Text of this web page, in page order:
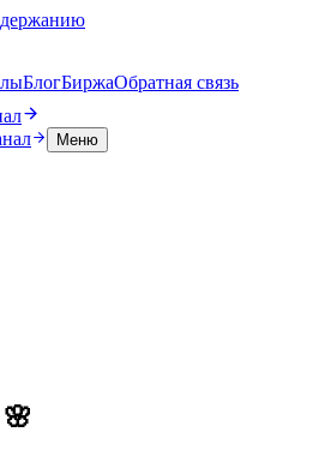
БлогБиржаОбратная связь
Меню